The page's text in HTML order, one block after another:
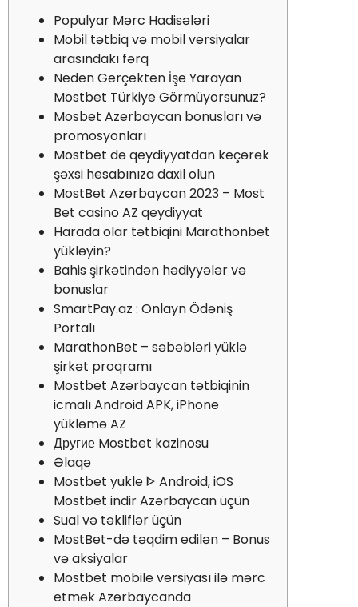
Populyar Mərc Hadisələri
Mobil tətbiq və mobil versiyalar
arasındakı fərq
Neden Gerçekten İşe Yarayan
Mostbet Türkiye Görmüyorsunuz?
Mosbet Azerbaycan bonusları və
promosyonları
Mostbet də qeydiyyatdan keçərək
şəxsi hesabınıza daxil olun
MostBet Azerbaycan 2023 – Most
Bet casino AZ qeydiyyat
Harada olar tətbiqini Marathonbet
yükləyin?
Bahis şirkətindən hədiyyələr və
bonuslar
SmartPay.az : Onlayn Ödəniş
Portalı
MarathonBet – səbəbləri yüklə
şirkət proqramı
Mostbet Azərbaycan tətbiqinin
icmalı Android APK, iPhone
yükləmə AZ
Другие Mostbet kazinosu
Əlaqə
Mostbet yukle ᐈ Android, iOS
Mostbet indir Azərbaycan üçün
Sual və təkliflər üçün
MostBet-də təqdim edilən – Bonus
və aksiyalar
Mostbet mobile versiyası ilə mərc
etmək Azərbaycanda